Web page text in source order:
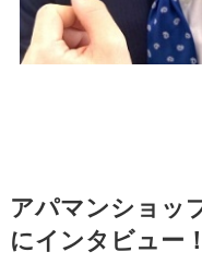
アパマンショッ
にインタビュー！